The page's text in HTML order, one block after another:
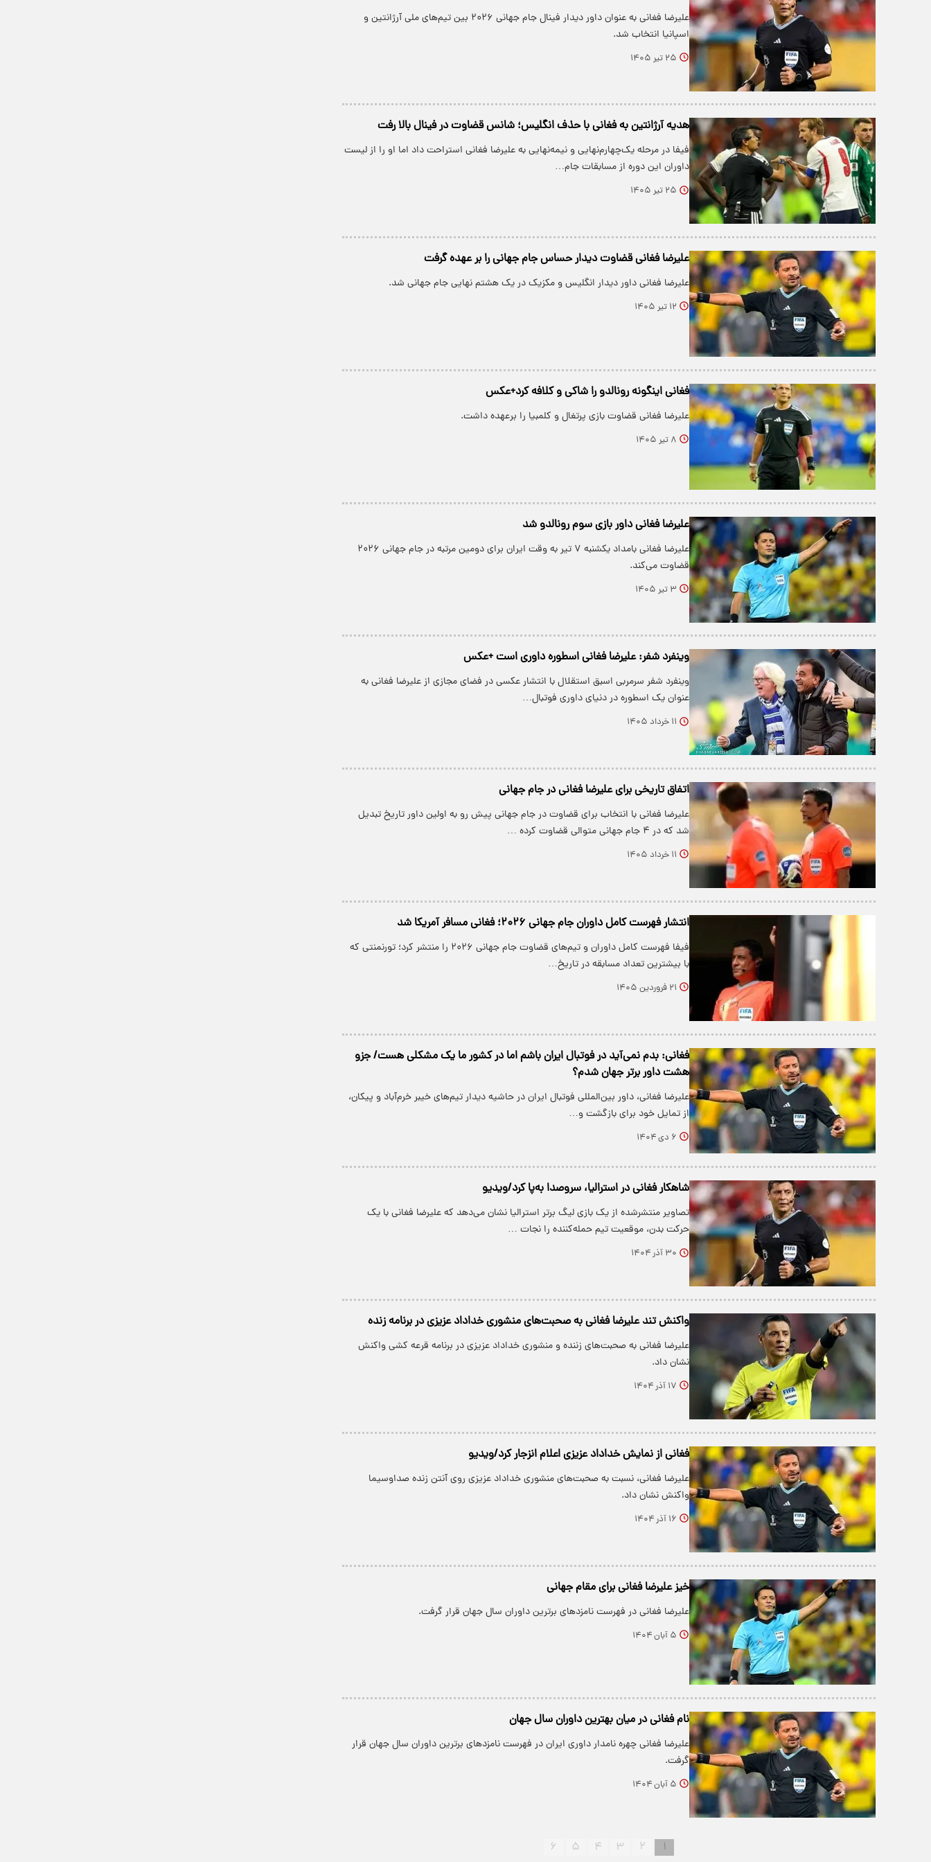
علیرضا فغانی به عنوان داور دیدار فینال جام جهانی ۲۰۲۶ بین تیم‌های ملی آرژانتین و
اسپانیا انتخاب شد.
۲۵ تیر ۱۴۰۵
هدیه آرژانتین به فغانی با حذف انگلیس؛‌ شانس قضاوت در فینال بالا رفت
فیفا در مرحله یک‌چهارم‌نهایی و نیمه‌نهایی به علیرضا فغانی استراحت داد اما او را از لیست
داوران این دوره از مسابقات جام…
۲۵ تیر ۱۴۰۵
علیرضا فغانی قضاوت دیدار حساس جام جهانی را بر عهده گرفت
علیرضا فغانی داور دیدار انگلیس و مکزیک در یک هشتم نهایی جام جهانی شد.
۱۲ تیر ۱۴۰۵
فغانی اینگونه رونالدو را شاکی و کلافه کرد+عکس
علیرضا فغانی قضاوت بازی پرتغال و کلمبیا را برعهده داشت.
۸ تیر ۱۴۰۵
علیرضا فغانی داور بازی سوم رونالدو شد
علیرضا فغانی بامداد یکشنبه ۷ تیر به وقت ایران برای دومین مرتبه در جام جهانی ۲۰۲۶
قضاوت می‌کند.
۳ تیر ۱۴۰۵
وینفرد شفر: علیرضا فغانی اسطوره داوری است +عکس
وینفرد شفر سرمربی اسبق استقلال با انتشار عکسی در فضای مجازی از علیرضا فغانی به
عنوان یک اسطوره در دنیای داوری فوتبال…
۱۱ خرداد ۱۴۰۵
اتفاق تاریخی برای علیرضا فغانی در جام جهانی
علیرضا فغانی با انتخاب برای قضاوت در جام جهانی پیش رو به اولین داور تاریخ تبدیل
شد که در ۴ جام جهانی متوالی قضاوت کرده …
۱۱ خرداد ۱۴۰۵
انتشار فهرست کامل داوران جام جهانی ۲۰۲۶؛ فغانی مسافر آمریکا شد
فیفا فهرست کامل داوران و تیم‌های قضاوت جام جهانی ۲۰۲۶ را منتشر کرد؛ تورنمنتی که
با بیشترین تعداد مسابقه در تاریخ…
۲۱ فروردین ۱۴۰۵
فغانی: بدم نمی‌آید در فوتبال ایران باشم اما در کشور ما یک مشکلی هست/ جزو
هشت داور برتر جهان شدم؟
علیرضا فغانی، داور بین‌المللی فوتبال ایران در حاشیه دیدار تیم‌های خیبر خرم‌آباد و پیکان،
از تمایل خود برای بازگشت و…
۶ دی ۱۴۰۴
شاهکار فغانی در استرالیا، سروصدا به‌پا کرد/ویدیو
تصاویر منتشرشده از یک بازی لیگ برتر استرالیا نشان می‌دهد که علیرضا فغانی با یک
حرکت بدن، موقعیت تیم حمله‌کننده را نجات …
۳۰ آذر ۱۴۰۴
واکنش تند علیرضا فغانی به صحبت‌های منشوری خداداد عزیزی در برنامه زنده
علیرضا فغانی به صحبت‌های زننده و منشوری خداداد عزیزی در برنامه قرعه کشی واکنش
نشان داد.
۱۷ آذر ۱۴۰۴
فغانی از نمایش خداداد عزیزی اعلام انزجار کرد/ویدیو
علیرضا فغانی، نسبت به صحبت‌های منشوری خداداد عزیزی روی آنتن زنده صداوسیما
واکنش نشان داد.
۱۶ آذر ۱۴۰۴
خیز علیرضا فغانی برای مقام جهانی
علیرضا فغانی در فهرست نامزدهای برترین داوران سال جهان قرار گرفت.
۵ آبان ۱۴۰۴
نام فغانی در میان بهترین داوران سال جهان
علیرضا فغانی چهره نامدار داوری ایران در فهرست نامزدهای برترین داوران سال جهان قرار
گرفت.
۵ آبان ۱۴۰۴
۱ ۲ ۳ ۴ ۵ ۶